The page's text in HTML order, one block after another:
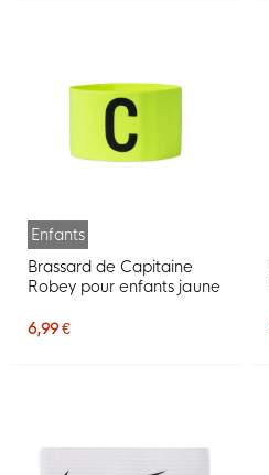
Enfants
Brassard de Capitaine
Robey pour enfants jaune
6,99 €